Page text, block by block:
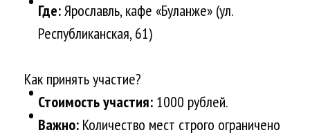
Где:Ярославль, кафе «Буланже» (ул.
Республиканская, 61)
Как принять участие?
Стоимость участия: 1000 рублей.
Важно: Количество мест строго ограничено